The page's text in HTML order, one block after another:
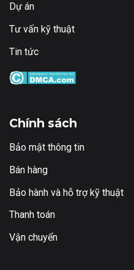
Dự án
Tư vấn kỹ thuật
Tin tức
Chính sách
Bảo mật thông tin
Bán hàng
Bảo hành và hỗ trợ kỹ thuật
Thanh toán
Vận chuyển